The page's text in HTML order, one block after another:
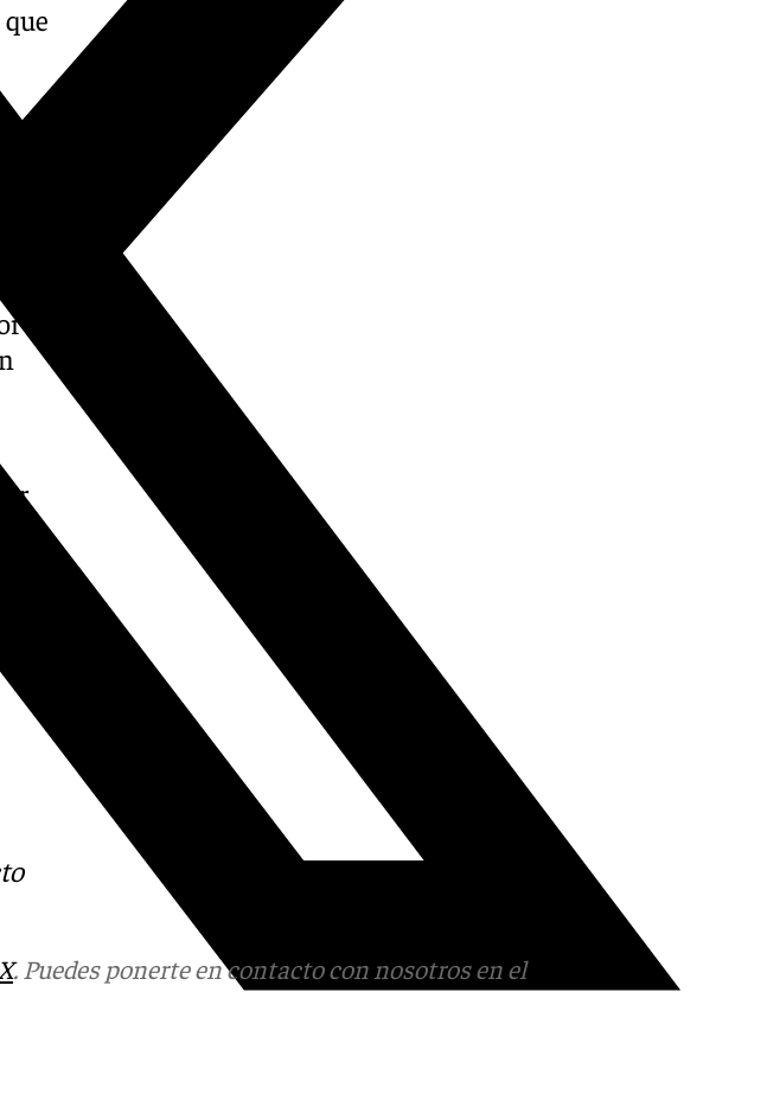
X. Puedes ponerte en contacto con nosotros en el